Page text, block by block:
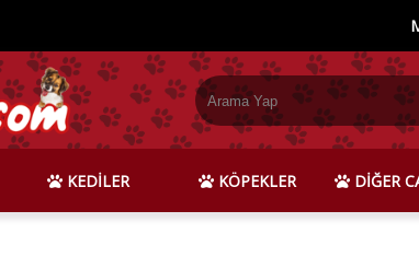
KEDİLER KÖPEKLER DİĞER